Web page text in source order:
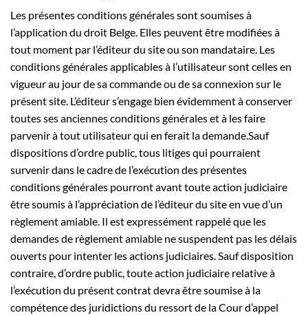
Les présentes conditions générales sont soumises à
l’application du droit Belge. Elles peuvent être modifiées à
tout moment par l’éditeur du site ou son mandataire. Les
conditions générales applicables à l’utilisateur sont celles en
vigueur au jour de sa commande ou de sa connexion sur le
présent site. L’éditeur s’engage bien évidemment à conserver
toutes ses anciennes conditions générales et à les faire
parvenir à tout utilisateur qui en ferait la demande.Sauf
dispositions d’ordre public, tous litiges qui pourraient
survenir dans le cadre de l’exécution des présentes
conditions générales pourront avant toute action judiciaire
être soumis à l’appréciation de l’éditeur du site en vue d’un
règlement amiable. Il est expressément rappelé que les
demandes de règlement amiable ne suspendent pas les délais
ouverts pour intenter les actions judiciaires. Sauf disposition
contraire, d’ordre public, toute action judiciaire relative à
l’exécution du présent contrat devra être soumise à la
compétence des juridictions du ressort de la Cour d’appel